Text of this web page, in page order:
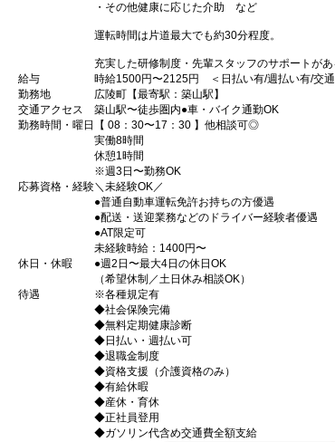
・その他健康に応じた介助 など
運転時間は片道最大でも約30分程度。
充実した研修制度・先輩スタッフのサポートが
給与
時給1500円〜2125円 ＜日払い有/週払い有/交通
勤務地
広陵町【最寄駅：築山駅】
交通アクセス
築山駅〜徒歩圏内●車・バイク通勤OK
勤務時間・曜日
【 08：30〜17：30 】他相談可◎
実働8時間
休憩1時間
※週3日〜勤務OK
応募資格・経験＼未経験OK／
●普通自動車運転免許お持ちの方優遇
●配送・送迎業務などのドライバー経験者優遇
●AT限定可
未経験時給：1400円〜
休日・休暇
●週2日〜最大4日の休日OK
（希望休制／土日休み相談OK）
待遇
※各種規定有
◆社会保険完備
◆無料定期健康診断
◆日払い・週払い可
◆退職金制度
◆資格支援（介護資格のみ）
◆有給休暇
◆産休・育休
◆正社員登用
◆ガソリン代含め交通費全額支給